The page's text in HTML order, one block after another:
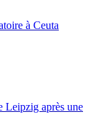
à Ceuta
Leipzig après une